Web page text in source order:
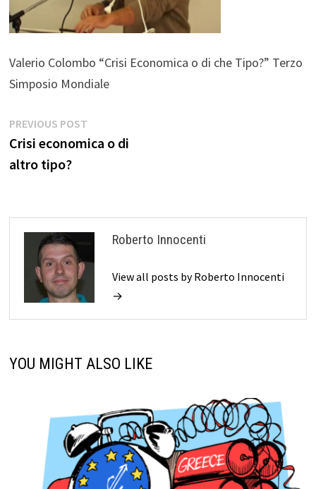
Valerio Colombo “Crisi Economica o di che Tipo?” Terzo
Simposio Mondiale
Navigazione
articoli
PREVIOUS POSTPrevious
post:
Crisi economica o di
altro tipo?
Roberto Innocenti
View all posts by Roberto Innocenti
→
YOU MIGHT ALSO LIKE